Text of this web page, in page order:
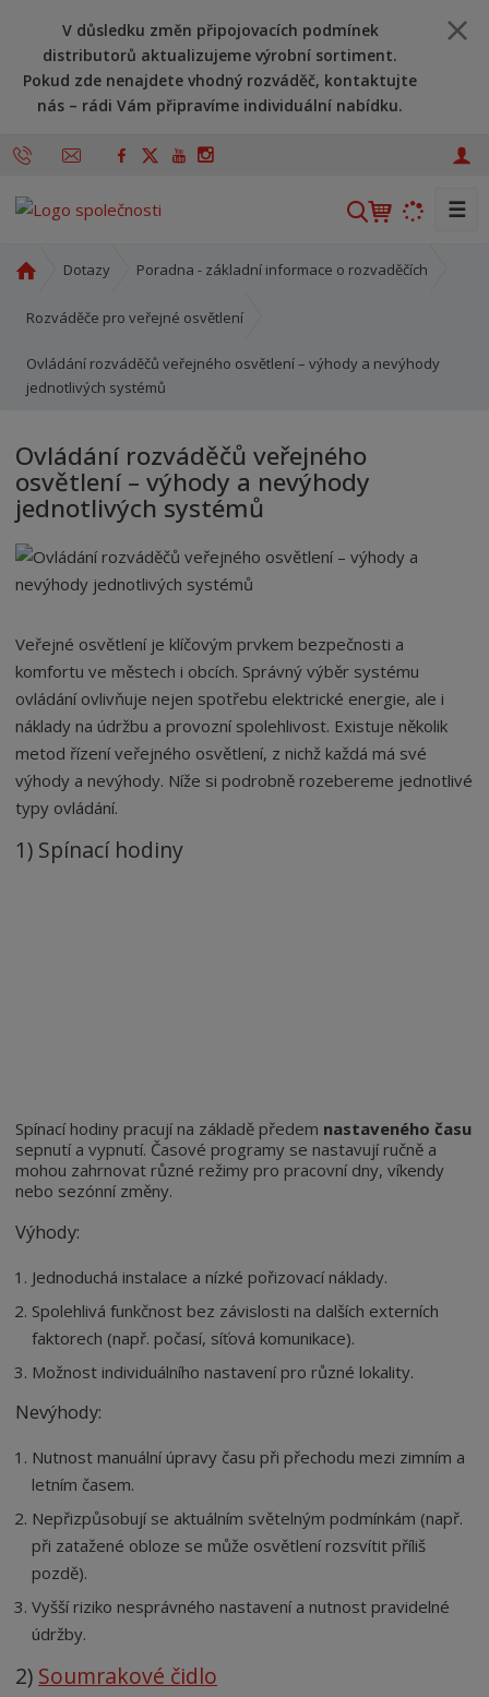
V důsledku změn připojovacích podmínek
distributorů aktualizujeme výrobní sortiment.
Pokud zde nenajdete vhodný rozváděč, kontaktujte
nás – rádi Vám připravíme individuální nabídku.
V
h
a
☰
o
n
í
r
a
n
Dotazy Poradna - základní informace o rozvaděčích
Rozváděče pro veřejné osvětlení
Ovládání rozváděčů veřejného osvětlení – výhody a nevýhody
jednotlivých systémů
Ovládání rozváděčů veřejného
osvětlení – výhody a nevýhody
jednotlivých systémů
Veřejné osvětlení je klíčovým prvkem bezpečnosti a
komfortu ve městech i obcích. Správný výběr systému
ovládání ovlivňuje nejen spotřebu elektrické energie, ale i
náklady na údržbu a provozní spolehlivost. Existuje několik
metod řízení veřejného osvětlení, z nichž každá má své
výhody a nevýhody. Níže si podrobně rozebereme jednotlivé
typy ovládání.
1) Spínací hodiny
Spínací hodiny pracují na základě předem nastaveného času
sepnutí a vypnutí. Časové programy se nastavují ručně a
mohou zahrnovat různé režimy pro pracovní dny, víkendy
nebo sezónní změny.
Výhody:
Jednoduchá instalace a nízké pořizovací náklady.
Spolehlivá funkčnost bez závislosti na dalších externích
faktorech (např. počasí, síťová komunikace).
Možnost individuálního nastavení pro různé lokality.
Nevýhody:
Nutnost manuální úpravy času při přechodu mezi zimním a
letním časem.
Nepřizpůsobují se aktuálním světelným podmínkám (např.
při zatažené obloze se může osvětlení rozsvítit příliš
pozdě).
Vyšší riziko nesprávného nastavení a nutnost pravidelné
údržby.
2) Soumrakové čidlo